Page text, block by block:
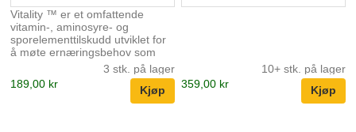
Vitality ™ er et omfattende
vitamin-, aminosyre- og
sporelementtilskudd utviklet for
å møte ernæringsbehov som
vanligvis er forbundet med
langsiktig lukket systemhus av
marine prydfisk. Vitality™
inneholder askorbinsyre i en
3 stk. på lager
189,00 kr
10+ stk. på lager
359,00 kr